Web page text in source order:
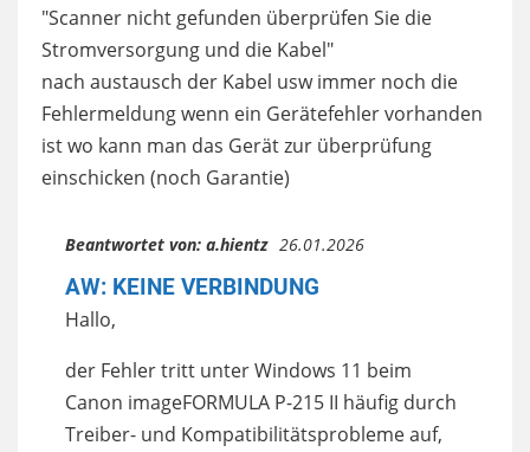
"Scanner nicht gefunden überprüfen Sie die
Stromversorgung und die Kabel"
nach austausch der Kabel usw immer noch die
Fehlermeldung wenn ein Gerätefehler vorhanden
ist wo kann man das Gerät zur überprüfung
einschicken (noch Garantie)
Beantwortet von: a.hientz 26.01.2026
AW: KEINE VERBINDUNG
Hallo,
der Fehler tritt unter Windows 11 beim
Canon imageFORMULA P-215 II häufig durch
Treiber- und Kompatibilitätsprobleme auf,